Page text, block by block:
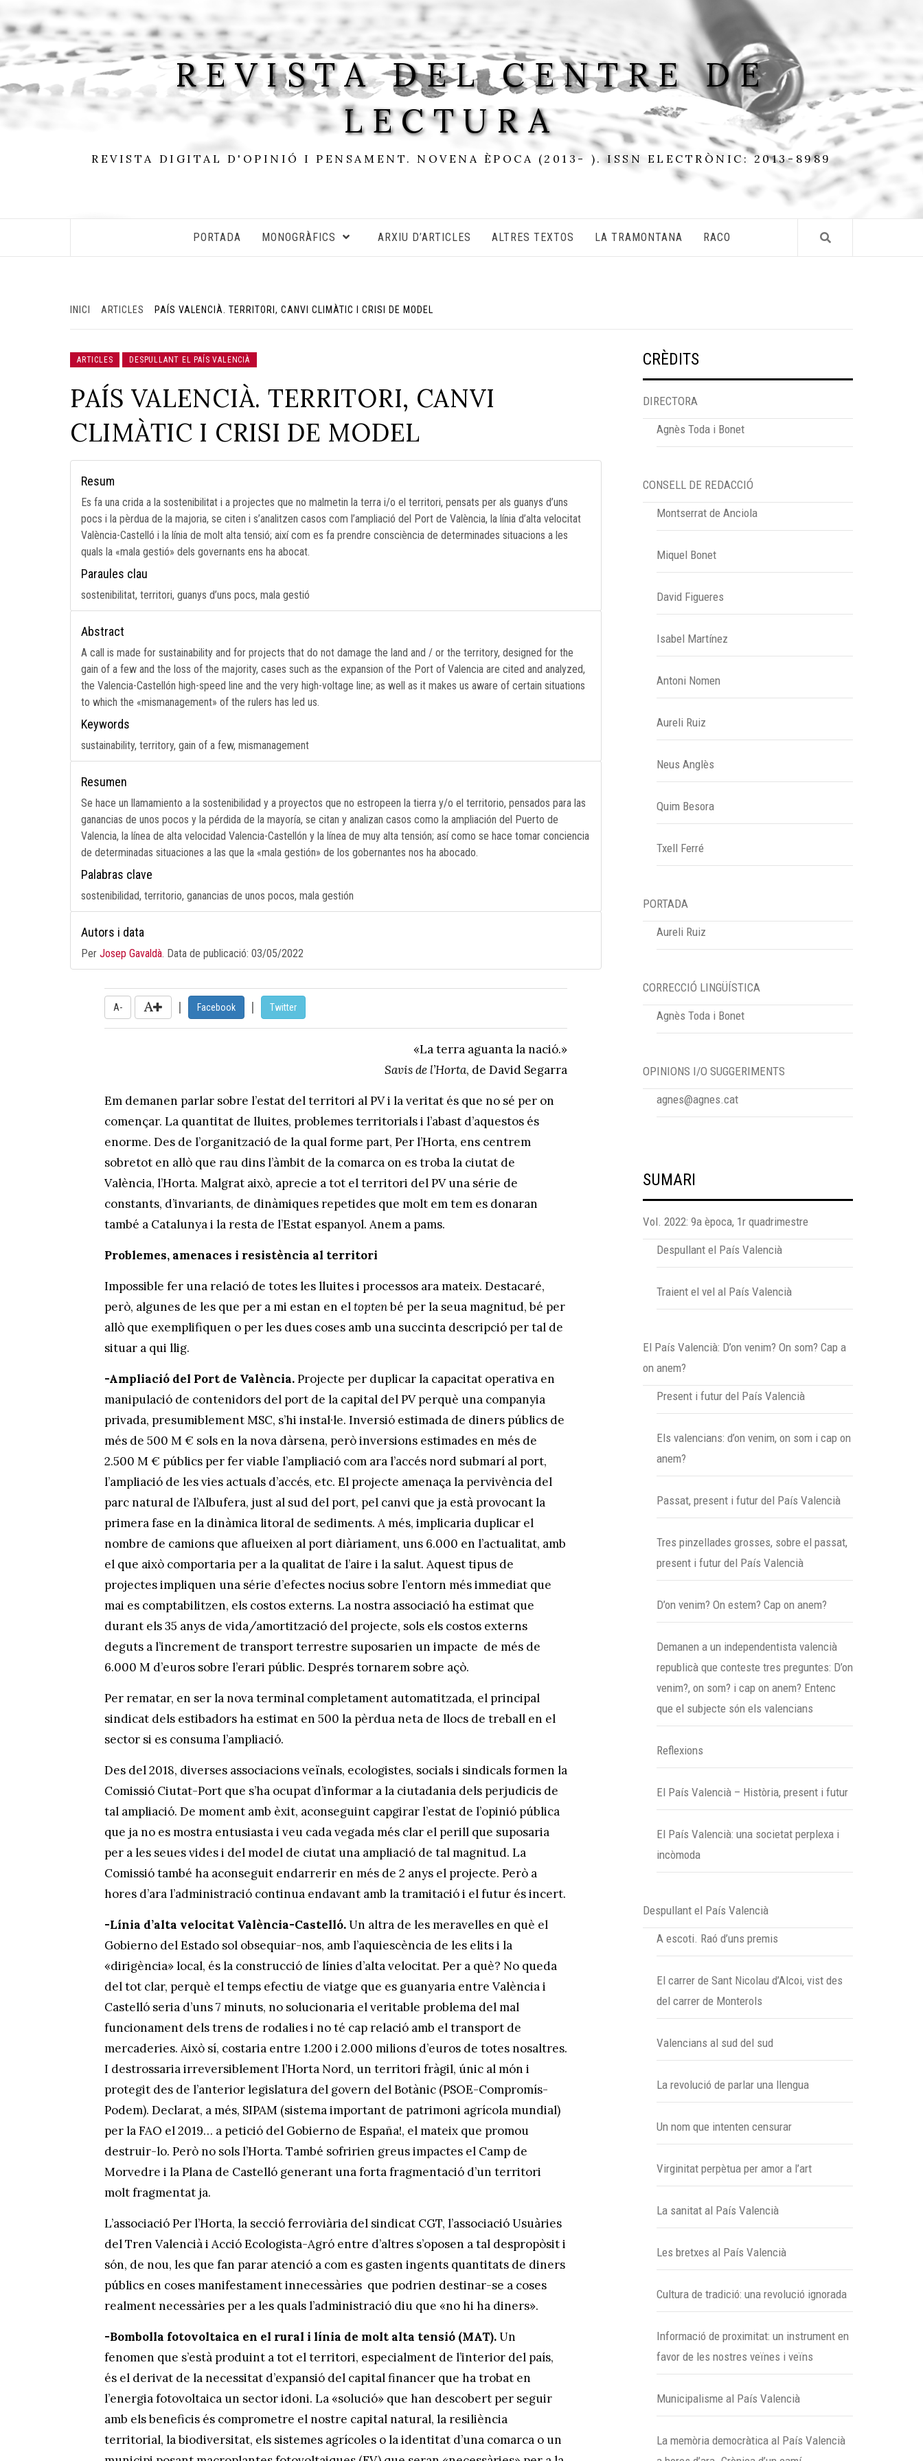
to
content
REVISTA DEL CENTRE DE
LECTURA
REVISTA DIGITAL D'OPINIÓ I PENSAMENT. NOVENA ÈPOCA (2013- ). ISSN ELECTRÒNIC: 2013-8989
PORTADA MONOGRÀFICS ARXIU D’ARTICLES ALTRES TEXTOS LA TRAMONTANA RACO
INICI ARTICLES PAÍS VALENCIÀ. TERRITORI, CANVI CLIMÀTIC I CRISI DE MODEL
ARTICLES DESPULLANT EL PAÍS VALENCIÀ
PAÍS VALENCIÀ. TERRITORI, CANVI
CLIMÀTIC I CRISI DE MODEL
Resum
Es fa una crida a la sostenibilitat i a projectes que no malmetin la terra i/o el territori, pensats per als guanys d’uns
pocs i la pèrdua de la majoria, se citen i s’analitzen casos com l’ampliació del Port de València, la línia d’alta velocitat
València-Castelló i la línia de molt alta tensió; així com es fa prendre consciència de determinades situacions a les
quals la «mala gestió» dels governants ens ha abocat.
Paraules clau
sostenibilitat, territori, guanys d’uns pocs, mala gestió
Abstract
A call is made for sustainability and for projects that do not damage the land and / or the territory, designed for the
gain of a few and the loss of the majority, cases such as the expansion of the Port of Valencia are cited and analyzed,
the Valencia-Castellón high-speed line and the very high-voltage line; as well as it makes us aware of certain situations
to which the «mismanagement» of the rulers has led us.
Keywords
sustainability, territory, gain of a few, mismanagement
Resumen
Se hace un llamamiento a la sostenibilidad y a proyectos que no estropeen la tierra y/o el territorio, pensados para las
ganancias de unos pocos y la pérdida de la mayoría, se citan y analizan casos como la ampliación del Puerto de
Valencia, la línea de alta velocidad Valencia-Castellón y la línea de muy alta tensión; así como se hace tomar conciencia
de determinadas situaciones a las que la «mala gestión» de los gobernantes nos ha abocado.
Palabras clave
sostenibilidad, territorio, ganancias de unos pocos, mala gestión
Autors i data
Per Josep Gavaldà. Data de publicació: 03/05/2022
A- | Facebook | Twitter
«La terra aguanta la nació.»
Savis de l’Horta, de David Segarra
Em demanen parlar sobre l’estat del territori al PV i la veritat és que no sé per on
començar. La quantitat de lluites, problemes territorials i l’abast d’aquestos és
enorme. Des de l’organització de la qual forme part, Per l’Horta, ens centrem
sobretot en allò que rau dins l’àmbit de la comarca on es troba la ciutat de
València, l’Horta. Malgrat això, aprecie a tot el territori del PV una série de
constants, d’invariants, de dinàmiques repetides que molt em tem es donaran
també a Catalunya i la resta de l’Estat espanyol. Anem a pams.
Problemes, amenaces i resistència al territori
Impossible fer una relació de totes les lluites i processos ara mateix. Destacaré,
però, algunes de les que per a mi estan en eltoptenbé per la seua magnitud, bé per
allò que exemplifiquen o per les dues coses amb una succinta descripció per tal de
situar a qui llig.
-Ampliació del Port de València.Projecte per duplicar la capacitat operativa en
manipulació de contenidors del port de la capital del PV perquè una companyia
privada, presumiblement MSC, s’hi instal·le. Inversió estimada de diners públics de
més de 500 M € sols en la nova dàrsena, però inversions estimades en més de
2.500 M € públics per fer viable l’ampliació com ara l’accés nord submarí al port,
l’ampliació de les vies actuals d’accés, etc. El projecte amenaça la pervivència del
parc natural de l’Albufera, just al sud del port, pel canvi que ja està provocant la
primera fase en la dinàmica litoral de sediments. A més, implicaria duplicar el
nombre de camions que aflueixen al port diàriament, uns 6.000 en l’actualitat, amb
el que això comportaria per a la qualitat de l’aire i la salut. Aquest tipus de
projectes impliquen una série d’efectes nocius sobre l’entorn més immediat que
mai es comptabilitzen, els costos externs. La nostra associació ha estimat que
durant els 35 anys de vida/amortització del projecte, sols els costos externs
deguts a l’increment de transport terrestre suposarien un impacte de més de
6.000 M d’euros sobre l’erari públic. Després tornarem sobre açò.
Per rematar, en ser la nova terminal completament automatitzada, el principal
sindicat dels estibadors ha estimat en 500 la pèrdua neta de llocs de treball en el
sector si es consuma l’ampliació.
Des del 2018, diverses associacions veïnals, ecologistes, socials i sindicals formen la
Comissió Ciutat-Port que s’ha ocupat d’informar a la ciutadania dels perjudicis de
tal ampliació. De moment amb èxit, aconseguint capgirar l’estat de l’opinió pública
que ja no es mostra entusiasta i veu cada vegada més clar el perill que suposaria
per a les seues vides i del model de ciutat una ampliació de tal magnitud. La
Comissió també ha aconseguit endarrerir en més de 2 anys el projecte. Però a
hores d’ara l’administració continua endavant amb la tramitació i el futur és incert.
-Línia d’alta velocitat València-Castelló.Un altra de les meravelles en què el
Gobierno del Estado sol obsequiar-nos, amb l’aquiescència de les elits i la
«dirigència» local, és la construcció de línies d’alta velocitat. Per a què? No queda
del tot clar, perquè el temps efectiu de viatge que es guanyaria entre València i
Castelló seria d’uns 7 minuts, no solucionaria el veritable problema del mal
funcionament dels trens de rodalies i no té cap relació amb el transport de
mercaderies. Això sí, costaria entre 1.200 i 2.000 milions d’euros de totes nosaltres.
I destrossaria irreversiblement l’Horta Nord, un territori fràgil, únic al món i
protegit des de l’anterior legislatura del govern del Botànic (PSOE-Compromís-
Podem). Declarat, a més, SIPAM (sistema important de patrimoni agrícola mundial)
per la FAO el 2019… a petició del Gobierno de España!, el mateix que promou
destruir-lo. Però no sols l’Horta. També sofririen greus impactes el Camp de
Morvedre i la Plana de Castelló generant una forta fragmentació d’un territori
molt fragmentat ja.
L’associació Per l’Horta, la secció ferroviària del sindicat CGT, l’associació Usuàries
del Tren Valencià i Acció Ecologista-Agró entre d’altres s’oposen a tal despropòsit i
són, de nou, les que fan parar atenció a com es gasten ingents quantitats de diners
públics en coses manifestament innecessàries que podrien destinar-se a coses
realment necessàries per a les quals l’administració diu que «no hi ha diners».
-Bombolla fotovoltaica en el rural i línia de molt alta tensió (MAT).Un
fenomen que s’està produint a tot el territori, especialment de l’interior del país,
és el derivat de la necessitat d’expansió del capital financer que ha trobat en
l’energia fotovoltaica un sector idoni. La «solució» que han descobert per seguir
amb els beneficis és comprometre el nostre capital natural, la resiliència
territorial, la biodiversitat, els sistemes agrícoles o la identitat d’una comarca o un
CRÈDITS
DIRECTORA
Agnès Toda i Bonet
CONSELL DE REDACCIÓ
Montserrat de Anciola
Miquel Bonet
David Figueres
Isabel Martínez
Antoni Nomen
Aureli Ruiz
Neus Anglès
Quim Besora
Txell Ferré
PORTADA
Aureli Ruiz
CORRECCIÓ LINGÜÍSTICA
Agnès Toda i Bonet
OPINIONS I/O SUGGERIMENTS
agnes@agnes.cat
SUMARI
Vol. 2022: 9a època, 1r quadrimestre
Despullant el País Valencià
Traient el vel al País Valencià
El País Valencià: D’on venim? On som? Cap a
on anem?
Present i futur del País Valencià
Els valencians: d’on venim, on som i cap on
anem?
Passat, present i futur del País Valencià
Tres pinzellades grosses, sobre el passat,
present i futur del País Valencià
D’on venim? On estem? Cap on anem?
Demanen a un independentista valencià
republicà que conteste tres preguntes: D’on
venim?, on som? i cap on anem? Entenc
que el subjecte són els valencians
Reflexions
El País Valencià – Història, present i futur
El País Valencià: una societat perplexa i
incòmoda
Despullant el País Valencià
A escoti. Raó d’uns premis
El carrer de Sant Nicolau d’Alcoi, vist des
del carrer de Monterols
Valencians al sud del sud
La revolució de parlar una llengua
Un nom que intenten censurar
Virginitat perpètua per amor a l’art
La sanitat al País Valencià
Les bretxes al País Valencià
Cultura de tradició: una revolució ignorada
Informació de proximitat: un instrument en
favor de les nostres veïnes i veïns
Municipalisme al País Valencià
La memòria democràtica al País Valencià